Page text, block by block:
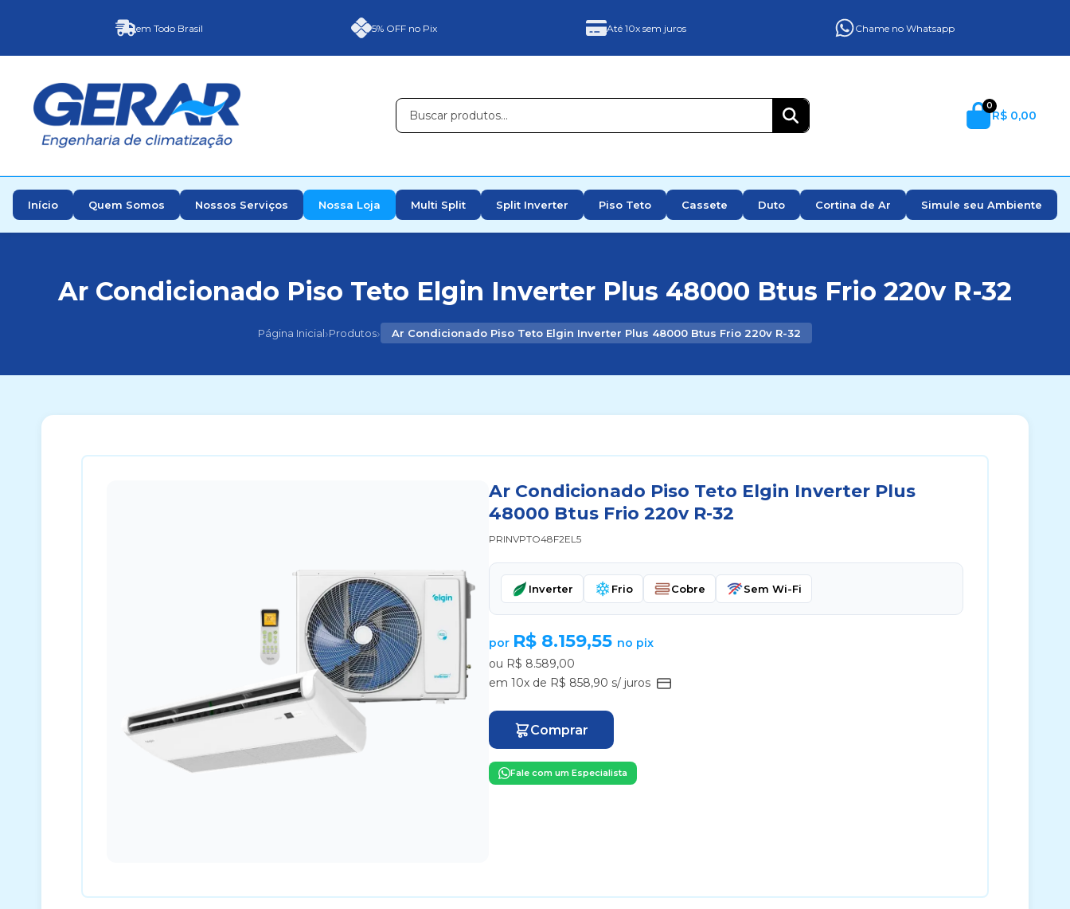
em Todo Brasil 5% OFF no Pix Até 10x sem juros Chame no Whatsapp
0
R$ 0,00
Início Quem Somos Nossos Serviços Nossa Loja Multi Split Split Inverter Piso Teto Cassete Duto Cortina de Ar Simule seu Ambiente
Ar Condicionado Piso Teto Elgin Inverter Plus 48000 Btus Frio 220v R-32
Página Inicial›Produtos› Ar Condicionado Piso Teto Elgin Inverter Plus 48000 Btus Frio 220v R-32
Ar Condicionado Piso Teto Elgin Inverter Plus
48000 Btus Frio 220v R-32
PRINVPTO48F2EL5
Inverter Frio Cobre Sem Wi-Fi
por R$ 8.159,55 no pix
ou R$ 8.589,00
em 10x de R$ 858,90 s/ juros
Comprar
Fale com um Especialista